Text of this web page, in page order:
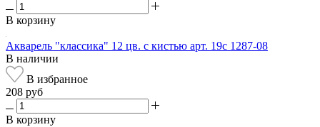
В корзину
Акварель "классика" 12 цв. с кистью арт. 19с 1287-08
В наличии
В избранное
208 руб
В корзину